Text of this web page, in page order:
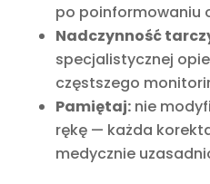
po poinformowaniu
Nadczynność
specjalistycznej
częstszego
Pamiętaj:nie
rękę — każda
medycznie